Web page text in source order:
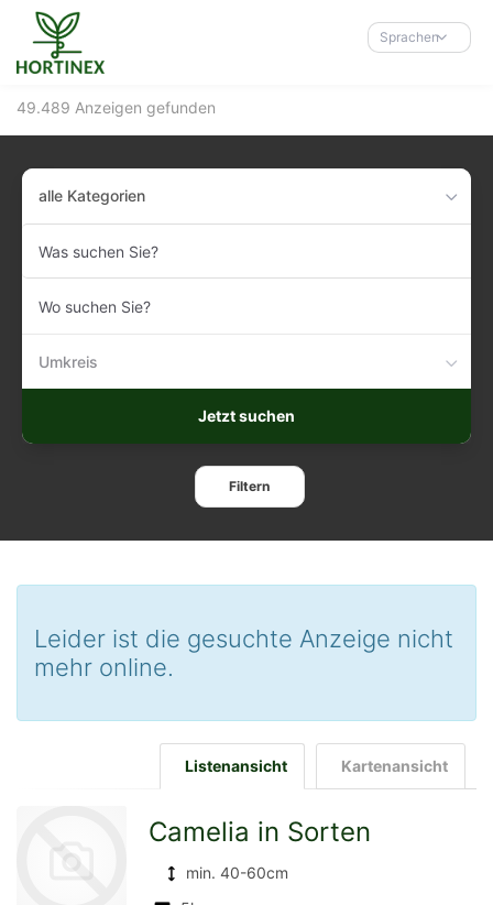
Accessibility-
Modus
aktivieren
Navigation
zum
Sprachen
49.489 Anzeigen gefunden
alle Kategorien
suchen
Sie?
suchen
Umkreis
Jetzt suchen
Filtern
Leider ist die gesuchte Anzeige nicht
mehr online.
Kartenansicht
Listenansicht
Camelia in Sorten
min. 40-60cm